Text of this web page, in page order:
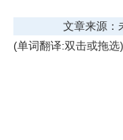
文章来源：
(单词翻译:双击或拖选)